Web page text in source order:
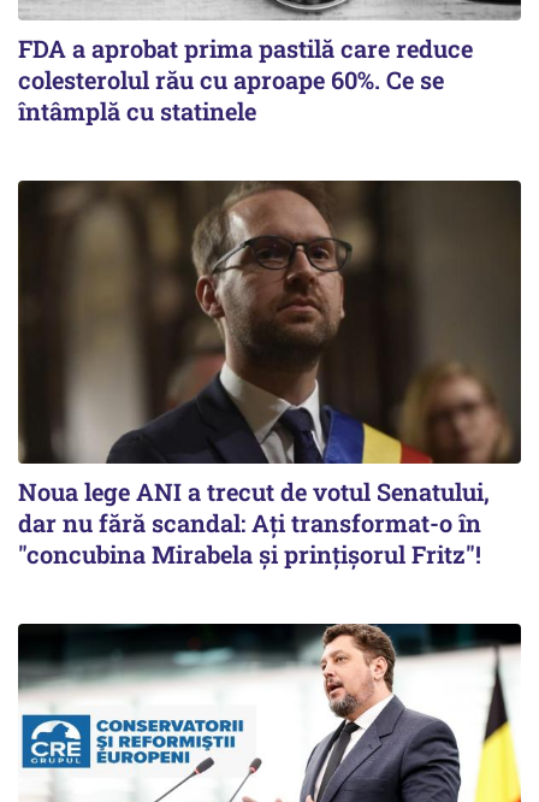
FDA a aprobat prima pastilă care reduce
colesterolul rău cu aproape 60%. Ce se
întâmplă cu statinele
Noua lege ANI a trecut de votul Senatului,
dar nu fără scandal: Ați transformat-o în
"concubina Mirabela şi prinţişorul Fritz"!